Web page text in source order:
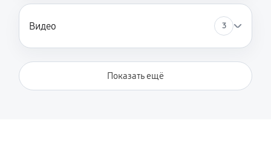
Замена модуля Wi-Fi
60 минут
Видео 3
Показать ещё